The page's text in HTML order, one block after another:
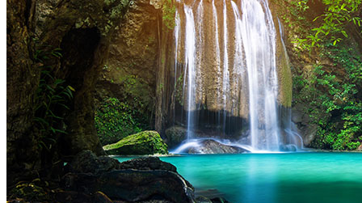
CARRETO
4500руб/м2
KROSTA
4800руб/м2
STRADO
6500руб/м2
Подробнее о материалах